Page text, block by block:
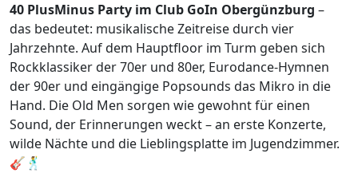
40 PlusMinus Party im Club GoIn Obergünzburg –
das bedeutet: musikalische Zeitreise durch vier
Jahrzehnte. Auf dem Hauptfloor im Turm geben sich
Rockklassiker der 70er und 80er, Eurodance-Hymnen
der 90er und eingängige Popsounds das Mikro in die
Hand. Die Old Men sorgen wie gewohnt für einen
Sound, der Erinnerungen weckt – an erste Konzerte,
wilde Nächte und die Lieblingsplatte im Jugendzimmer.
🎸🕺